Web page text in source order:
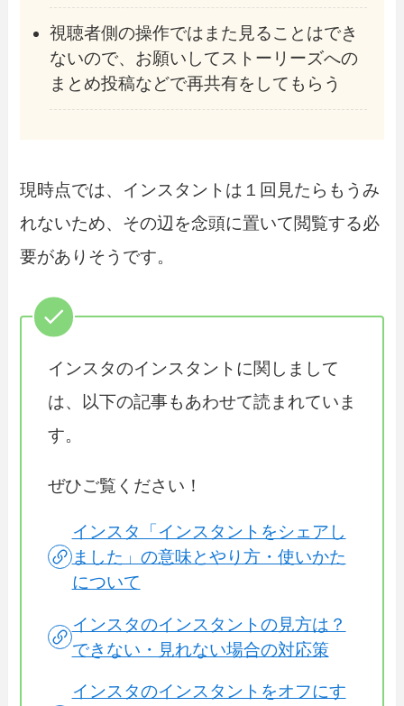
視聴者側の操作ではまた見ることはでき
ないので、お願いしてストーリーズへの
まとめ投稿などで再共有をしてもらう
現時点では、インスタントは１回見たらもうみ
れないため、その辺を念頭に置いて閲覧する必
要がありそうです。
インスタのインスタントに関しまして
は、以下の記事もあわせて読まれていま
す。
ぜひご覧ください！
インスタ「インスタントをシェアし
ました」の意味とやり方・使いかた
について
インスタのインスタントの見方は？
できない・見れない場合の対応策
インスタのインスタントをオフにす